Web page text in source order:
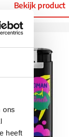
ons
heeft
Bekijk product